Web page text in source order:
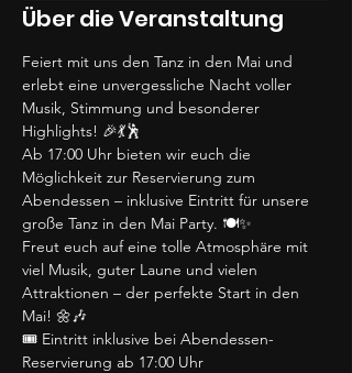
Über die Veranstaltung
Feiert mit uns den Tanz in den Mai und
erlebt eine unvergessliche Nacht voller
Musik, Stimmung und besonderer
Highlights! 🎉💃🕺
Ab 17:00 Uhr bieten wir euch die
Möglichkeit zur Reservierung zum
Abendessen – inklusive Eintritt für unsere
große Tanz in den Mai Party. 🍽️✨
Freut euch auf eine tolle Atmosphäre mit
viel Musik, guter Laune und vielen
Attraktionen – der perfekte Start in den
Mai! 🌼🎶
🎟️ Eintritt inklusive bei Abendessen-
Reservierung ab 17:00 Uhr